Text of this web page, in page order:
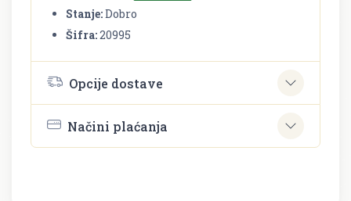
Stanje:Dobro
Šifra:20995
Opcije dostave
Načini plaćanja